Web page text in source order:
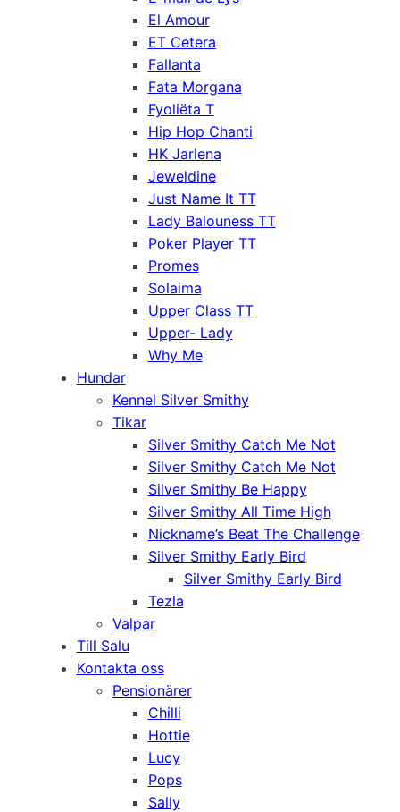
El Amour
ET Cetera
Fallanta
Fata Morgana
Fyoliëta T
Hip Hop Chanti
HK Jarlena
Jeweldine
Just Name It TT
Lady Balouness TT
Poker Player TT
Promes
Solaima
Upper Class TT
Upper- Lady
Why Me
Hundar
Kennel Silver Smithy
Tikar
Silver Smithy Catch Me Not
Silver Smithy Catch Me Not
Silver Smithy Be Happy
Silver Smithy All Time High
Nickname’s Beat The Challenge
Silver Smithy Early Bird
Silver Smithy Early Bird
Tezla
Valpar
Till Salu
Kontakta oss
Pensionärer
Chilli
Hottie
Lucy
Pops
Sally